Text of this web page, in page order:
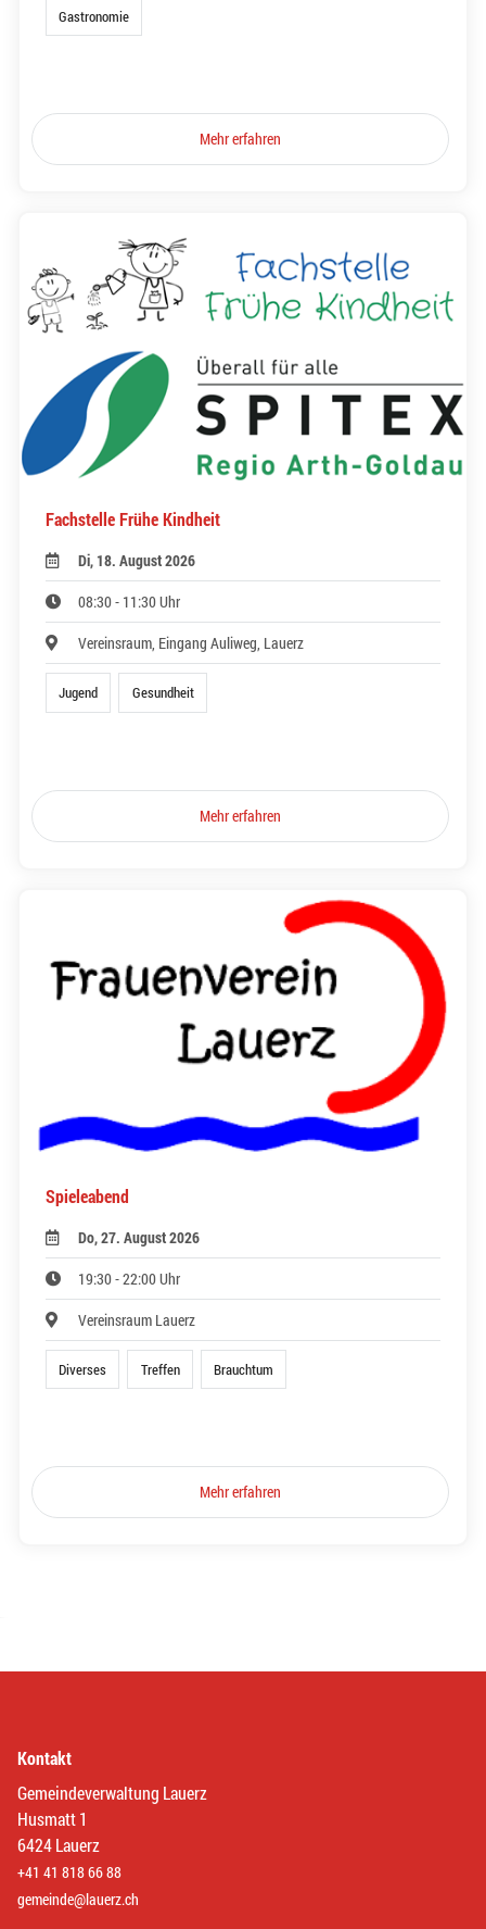
Gastronomie
Mehr erfahren
Fachstelle Frühe Kindheit
Di, 18. August 2026
08:30 - 11:30 Uhr
Vereinsraum, Eingang Auliweg, Lauerz
Jugend Gesundheit
Mehr erfahren
Spieleabend
Do, 27. August 2026
19:30 - 22:00 Uhr
Vereinsraum Lauerz
Diverses Treffen Brauchtum
Mehr erfahren
Kontakt
Gemeindeverwaltung Lauerz
Husmatt 1
6424 Lauerz
+41 41 818 66 88
gemeinde@lauerz.ch